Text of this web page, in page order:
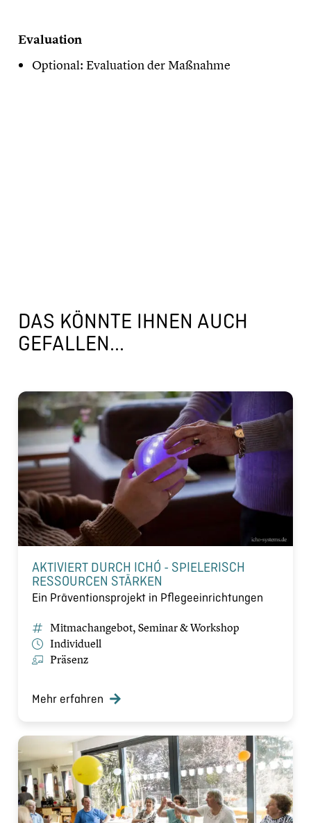
Evaluation
Optional: Evaluation der Maßnahme
DAS KÖNNTE IHNEN AUCH
GEFALLEN...
AKTIVIERT DURCH ICHÓ - SPIELERISCH
RESSOURCEN STÄRKEN
Ein Präventionsprojekt in Pflegeeinrichtungen
Mitmachangebot, Seminar & Workshop
Individuell
Präsenz
Mehr erfahren